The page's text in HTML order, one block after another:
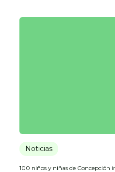
Noticias
100 niños y niñas de